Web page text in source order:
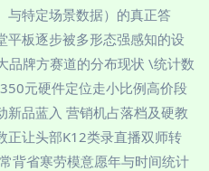
与特定场景数据）的真正答
平板逐步被多形态强感知的设
牌方赛道的分布现状 \统计数
元硬件定位走小比例高价段
新品蓝入 营销机占落档及硬教
让头部K12类录直播双师转
背省寒劳模意愿年与时间统计